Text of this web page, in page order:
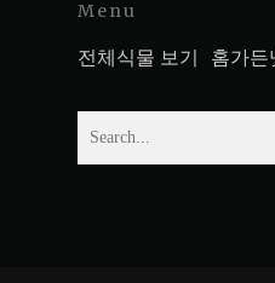
Menu
전체식물 보기 홈가든